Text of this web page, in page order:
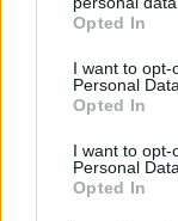
grant or deny
use your data for
consent section.
Opted In
I want to opt-
Personal Data.
Opted In
I want to opt-
Personal
Opted In
Το φωτογραφικό
Μπόγδανου και